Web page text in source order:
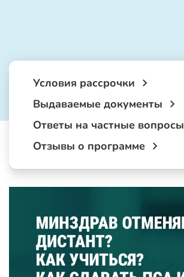
Условия рассрочки
Выдаваемые документы
Ответы на частные вопросы
Отзывы о программе